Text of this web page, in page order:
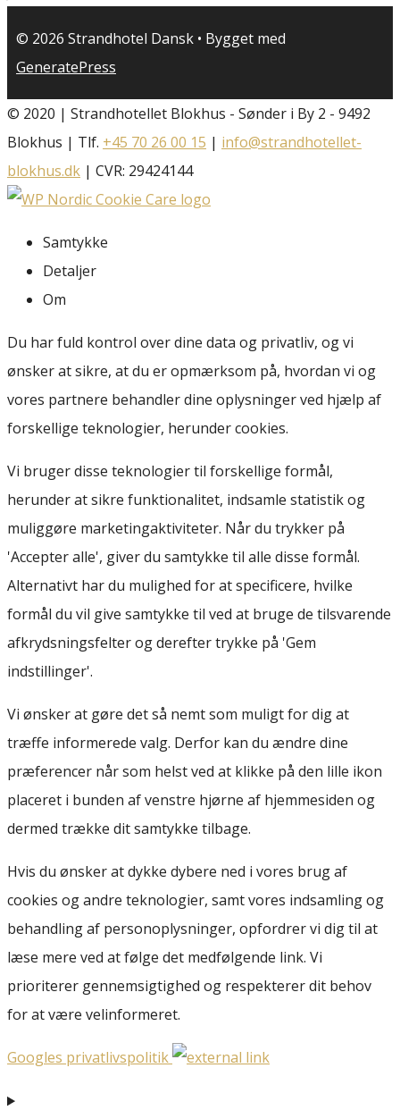
© 2026 Strandhotel Dansk • Bygget med
GeneratePress
© 2020 | Strandhotellet Blokhus - Sønder i By 2 - 9492
Blokhus | Tlf. +45 70 26 00 15 | info@strandhotellet-
blokhus.dk | CVR: 29424144
Samtykke
Detaljer
Om
Du har fuld kontrol over dine data og privatliv, og vi
ønsker at sikre, at du er opmærksom på, hvordan vi og
vores partnere behandler dine oplysninger ved hjælp af
forskellige teknologier, herunder cookies.
Vi bruger disse teknologier til forskellige formål,
herunder at sikre funktionalitet, indsamle statistik og
muliggøre marketingaktiviteter. Når du trykker på
'Accepter alle', giver du samtykke til alle disse formål.
Alternativt har du mulighed for at specificere, hvilke
formål du vil give samtykke til ved at bruge de tilsvarende
afkrydsningsfelter og derefter trykke på 'Gem
indstillinger'.
Vi ønsker at gøre det så nemt som muligt for dig at
træffe informerede valg. Derfor kan du ændre dine
præferencer når som helst ved at klikke på den lille ikon
placeret i bunden af venstre hjørne af hjemmesiden og
dermed trække dit samtykke tilbage.
Hvis du ønsker at dykke dybere ned i vores brug af
cookies og andre teknologier, samt vores indsamling og
behandling af personoplysninger, opfordrer vi dig til at
læse mere ved at følge det medfølgende link. Vi
prioriterer gennemsigtighed og respekterer dit behov
for at være velinformeret.
Googles privatlivspolitik